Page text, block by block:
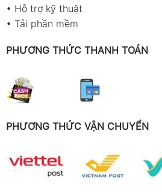
• Hỗ trợ kỹ thuật
• Tải phần mềm
PHƯƠNG THỨC THANH TOÁN
PHƯƠNG THỨC VẬN CHUYỂN